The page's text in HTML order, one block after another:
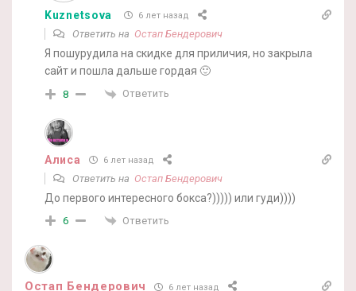
Kuznetsova 6 лет назад
Ответить на Остап Бендерович
Я пошурудила на скидке для приличия, но закрыла
сайт и пошла дальше гордая 🙂
8 Ответить
Алиса 6 лет назад
Ответить на Остап Бендерович
До первого интересного бокса?))))) или гуди))))
6 Ответить
Остап Бендерович 6 лет назад